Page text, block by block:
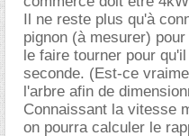
Il ne reste plus qu'à
pignon (à mesurer)
le faire tourner pour
seconde. (Est-ce
l'arbre afin de
Connaissant la vitesse
on pourra calculer le